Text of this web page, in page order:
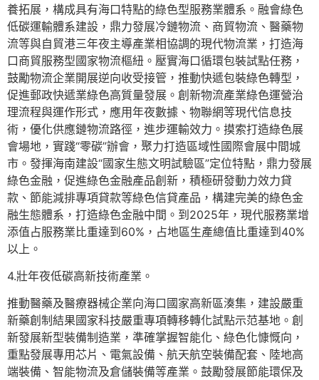
養拓展，構成具有海口特點的綠色型服務業體系。融會綠色
低碳運輸體系建設，鼎力發展冷鏈物流、商貿物流、醫藥物
流等與自貿港三年夜主導產業相協調的現代物流業，打造海
口商貿服務型國家物流樞紐。壓實海口循環包裝試點任務，
鼓勵物流企業開展逆向收受接管，推動快遞包裝綠色轉型，
促進郵政快遞業綠色高質量發展。創新物流產業綠色運營治
理流程與運作形式，應用年夜數據、物聯網等現代信息技
術，優化供應鏈物流路徑，進步運輸效力。摸索打造綠色展
會場地，實踐“零碳”辦會，聚力打造區域性國際會展中間城
市。發揮海南建設“國家生態文明試驗區”定位特點，鼎力發展
綠色金融，促進綠色金融產品創新，積極研發動力效力貸
款、節能減排專項貸款等綠色信貸產品，構建完美的綠色金
融生態體系，打造綠色金融中間。到2025年，現代服務業增
添值占服務業比重達到60%，占地區生產總值比重達到40%
以上。
4.壯年夜低碳高新技術產業。
推動醫藥及醫療器械企業向海口國家高新區湊集，建設嚴重
新藥創制結果國家科技嚴重專項轉移轉化試點示范基地。創
新發展新型裝備制造業，準確掌握智能化、綠色化慷慨向，
重點發展專用芯片、電氣設備、航天航空裝備配套、陸地高
端裝備、智能物流及倉儲裝備等產業。鼓勵發展節能環保及